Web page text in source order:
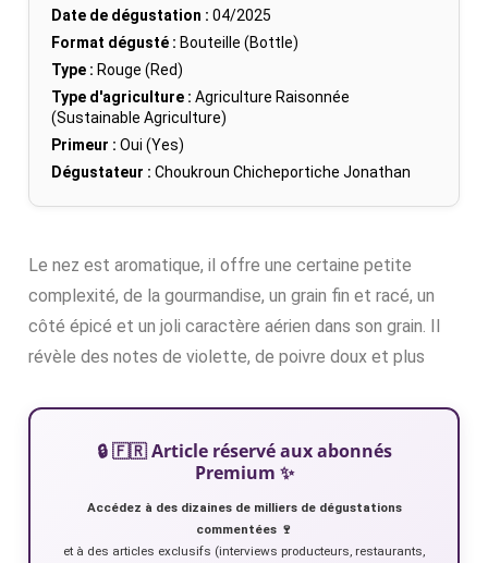
Date de dégustation : 04/2025
Format dégusté : Bouteille (Bottle)
Type : Rouge (Red)
Type d'agriculture : Agriculture Raisonnée
(Sustainable Agriculture)
Primeur : Oui (Yes)
Dégustateur : Choukroun Chicheportiche Jonathan
Le nez est aromatique, il offre une certaine petite
complexité, de la gourmandise, un grain fin et racé, un
côté épicé et un joli caractère aérien dans son grain. Il
révèle des notes de violette, de poivre doux et plus
🔒 🇫🇷 Article réservé aux abonnés
Premium ✨
Accédez à des dizaines de milliers de dégustations
commentées 🍷
et à des articles exclusifs (interviews producteurs, restaurants,